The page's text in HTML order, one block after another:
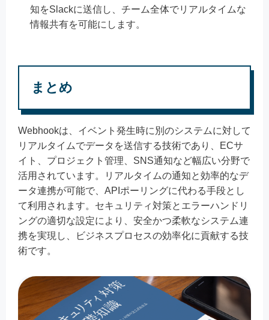
知をSlackに送信し、チーム全体でリアルタイムな
情報共有を可能にします。
まとめ
Webhookは、イベント発生時に別のシステムに対して
リアルタイムでデータを送信する技術であり、ECサ
イト、プロジェクト管理、SNS通知など幅広い分野で
活用されています。リアルタイムの通知と効率的なデ
ータ連携が可能で、APIポーリングに代わる手段とし
て利用されます。セキュリティ対策とエラーハンドリ
ングの適切な設定により、安全かつ柔軟なシステム連
携を実現し、ビジネスプロセスの効率化に貢献する技
術です。